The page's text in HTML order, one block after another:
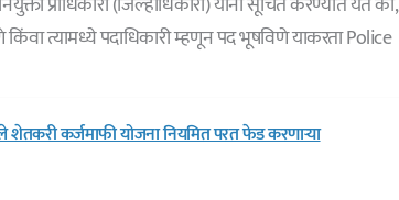
त्यामध्ये पदाधिकारी म्हणून पद भूषविणे याकरता Police
शेतकरी कर्जमाफी योजना नियमित परत फेड करणाऱ्या